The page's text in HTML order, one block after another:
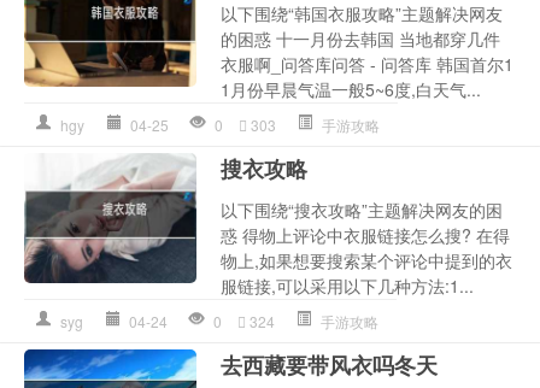
以下围绕“韩国衣服攻略”主题解决网友
的困惑 十一月份去韩国 当地都穿几件
衣服啊_问答库问答 - 问答库 韩国首尔1
1月份早晨气温一般5~6度,白天气...
hgy 04-25 0 303 手游攻略
搜衣攻略
以下围绕“搜衣攻略”主题解决网友的困
惑 得物上评论中衣服链接怎么搜? 在得
物上,如果想要搜索某个评论中提到的衣
服链接,可以采用以下几种方法:1...
syg 04-24 0 324 手游攻略
去西藏要带风衣吗冬天